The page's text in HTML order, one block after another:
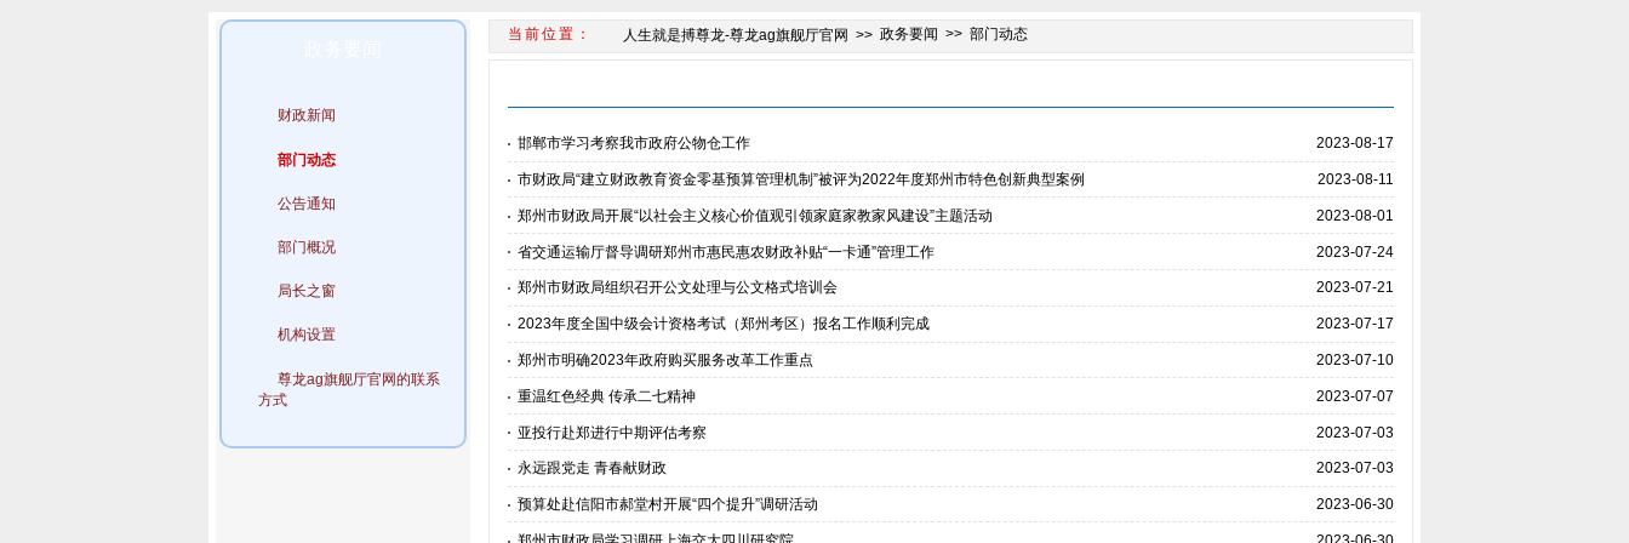
财政新闻
部门动态
公告通知
部门概况
局长之窗
机构设置
尊龙ag旗舰厅官网的联系
方式
人生就是搏尊龙-尊龙ag旗舰厅官网 政务要闻 部门动态
邯郸市学习考察我市政府公物仓工作 2023-08-17
市财政局“建立财政教育资金零基预算管理机制”被评为2022年度郑州市特色创新典型案例 2023-08-11
郑州市财政局开展“以社会主义核心价值观引领家庭家教家风建设”主题活动 2023-08-01
省交通运输厅督导调研郑州市惠民惠农财政补贴“一卡通”管理工作 2023-07-24
郑州市财政局组织召开公文处理与公文格式培训会 2023-07-21
2023年度全国中级会计资格考试（郑州考区）报名工作顺利完成 2023-07-17
郑州市明确2023年政府购买服务改革工作重点 2023-07-10
重温红色经典 传承二七精神 2023-07-07
亚投行赴郑进行中期评估考察 2023-07-03
永远跟党走 青春献财政 2023-07-03
预算处赴信阳市郝堂村开展“四个提升”调研活动 2023-06-30